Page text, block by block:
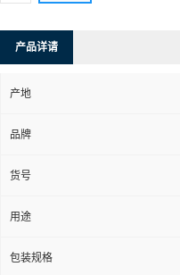
产品详请
产地
品牌
货号
用途
包装规格